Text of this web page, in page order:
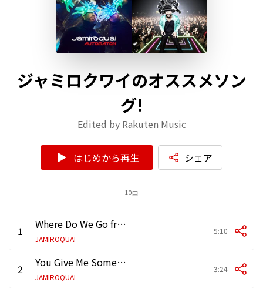
ジャミロクワイのオススメソン
グ!
Edited by Rakuten Music
はじめから再生 シェア
10曲
1 Where Do We Go from Here?
JAMIROQUAI
5:10
2 You Give Me Something
JAMIROQUAI
3:24